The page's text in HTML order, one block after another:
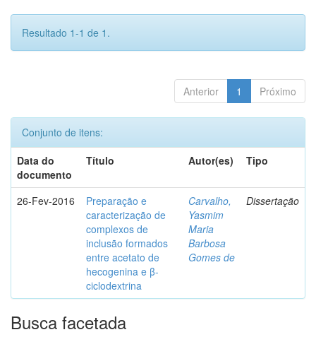
Resultado 1-1 de 1.
Anterior 1 Próximo
Conjunto de itens:
Data do
documento
Título Autor(es) Tipo
26-Fev-2016
Preparação e
caracterização de
complexos de
inclusão formados
entre acetato de
hecogenina e β-
ciclodextrina
Carvalho,
Yasmim
Maria
Barbosa
Gomes de
Dissertação
Busca facetada